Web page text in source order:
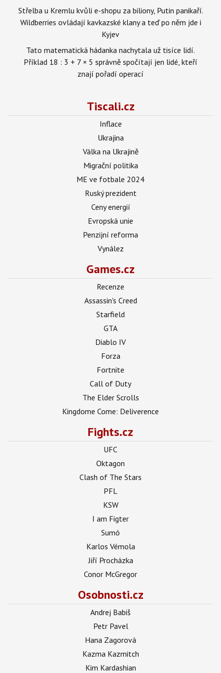
Střelba u Kremlu kvůli e-shopu za biliony, Putin panikaří.
Wildberries ovládají kavkazské klany a teď po něm jde i
Kyjev
Tato matematická hádanka nachytala už tisíce lidí.
Příklad 18 : 3 + 7 × 5 správně spočítají jen lidé, kteří
znají pořadí operací
Tiscali.cz
Inflace
Ukrajina
Válka na Ukrajině
Migrační politika
ME ve fotbale 2024
Ruský prezident
Ceny energií
Evropská unie
Penzijní reforma
Vynález
Games.cz
Recenze
Assassin's Creed
Starfield
GTA
Diablo IV
Forza
Fortnite
Call of Duty
The Elder Scrolls
Kingdome Come: Deliverence
Fights.cz
UFC
Oktagon
Clash of The Stars
PFL
KSW
I am Figter
Sumó
Karlos Vémola
Jiří Procházka
Conor McGregor
Osobnosti.cz
Andrej Babiš
Petr Pavel
Hana Zagorová
Kazma Kazmitch
Kim Kardashian